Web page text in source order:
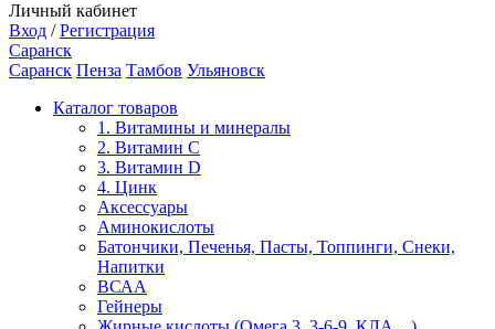
Личный кабинет
Вход / Регистрация
Саранск
Саранск Пенза Тамбов Ульяновск
Каталог товаров
1. Витамины и минералы
2. Витамин С
3. Витамин D
4. Цинк
Аксессуары
Аминокислоты
Батончики, Печенья, Пасты, Топпинги, Снеки,
Напитки
ВСАА
Гейнеры